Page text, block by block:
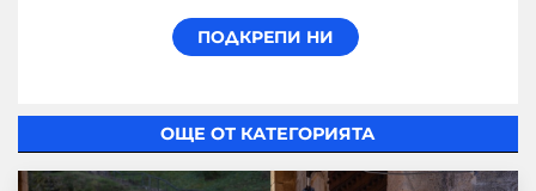
ОЩЕ ОТ КАТЕГОРИЯТА